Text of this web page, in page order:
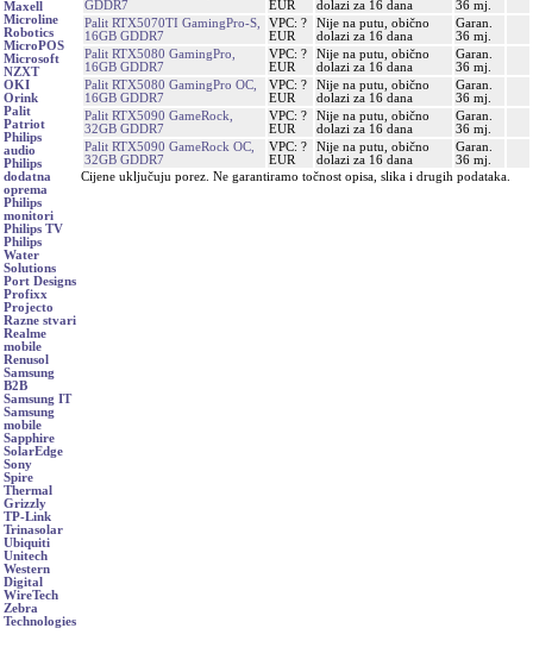
Maxell
Microline
Robotics
MicroPOS
Microsoft
NZXT
OKI
Orink
Palit
Patriot
Philips
audio
Philips
dodatna
oprema
Philips
monitori
Philips TV
Philips
Water
Solutions
Port Designs
Profixx
Projecto
Razne stvari
Realme
mobile
Renusol
Samsung
B2B
Samsung IT
Samsung
mobile
Sapphire
SolarEdge
Sony
Spire
Thermal
Grizzly
TP-Link
Trinasolar
Ubiquiti
Unitech
Western
Digital
WireTech
Zebra
Technologies
GDDR7
EUR
dolazi za 16 dana
36 mj.
Palit RTX5070TI GamingPro-S,
16GB GDDR7
VPC: ?
EUR
Nije na putu, obično
dolazi za 16 dana
Garan.
36 mj.
Palit RTX5080 GamingPro,
16GB GDDR7
VPC: ?
EUR
Nije na putu, obično
dolazi za 16 dana
Garan.
36 mj.
Palit RTX5080 GamingPro OC,
16GB GDDR7
VPC: ?
EUR
Nije na putu, obično
dolazi za 16 dana
Garan.
36 mj.
Palit RTX5090 GameRock,
32GB GDDR7
VPC: ?
EUR
Nije na putu, obično
dolazi za 16 dana
Garan.
36 mj.
Palit RTX5090 GameRock OC,
32GB GDDR7
VPC: ?
EUR
Nije na putu, obično
dolazi za 16 dana
Garan.
36 mj.
Cijene uključuju porez. Ne garantiramo točnost opisa, slika i drugih podataka.